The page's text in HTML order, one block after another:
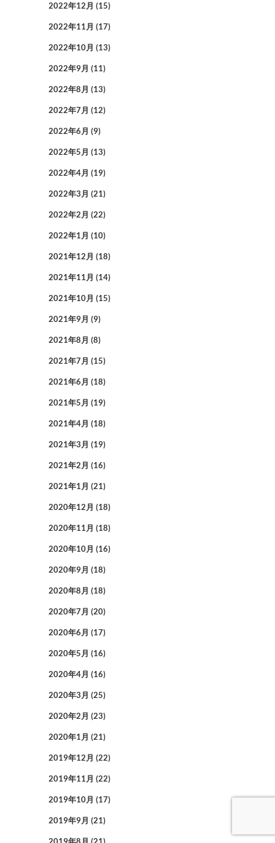
2022年12月 (15)
2022年11月 (17)
2022年10月 (13)
2022年9月 (11)
2022年8月 (13)
2022年7月 (12)
2022年6月 (9)
2022年5月 (13)
2022年4月 (19)
2022年3月 (21)
2022年2月 (22)
2022年1月 (10)
2021年12月 (18)
2021年11月 (14)
2021年10月 (15)
2021年9月 (9)
2021年8月 (8)
2021年7月 (15)
2021年6月 (18)
2021年5月 (19)
2021年4月 (18)
2021年3月 (19)
2021年2月 (16)
2021年1月 (21)
2020年12月 (18)
2020年11月 (18)
2020年10月 (16)
2020年9月 (18)
2020年8月 (18)
2020年7月 (20)
2020年6月 (17)
2020年5月 (16)
2020年4月 (16)
2020年3月 (25)
2020年2月 (23)
2020年1月 (21)
2019年12月 (22)
2019年11月 (22)
2019年10月 (17)
2019年9月 (21)